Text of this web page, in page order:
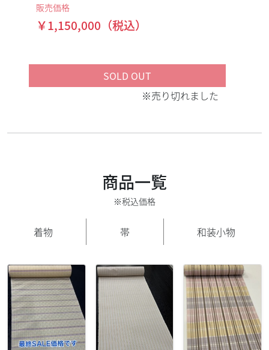
販売価格
￥1,150,000（税込）
※売り切れました
商品一覧
※税込価格
着物 帯 和装小物